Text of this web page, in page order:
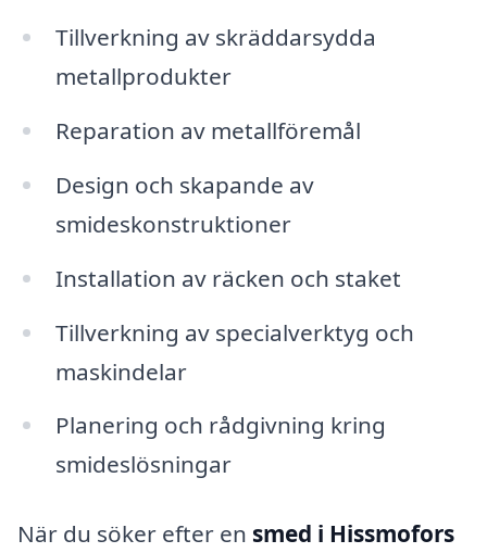
Tillverkning av skräddarsydda
metallprodukter
Reparation av metallföremål
Design och skapande av
smideskonstruktioner
Installation av räcken och staket
Tillverkning av specialverktyg och
maskindelar
Planering och rådgivning kring
smideslösningar
När du söker efter en smed i Hissmofors